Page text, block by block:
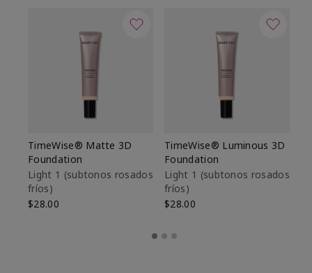
TimeWise® Matte 3D
Foundation
Light 1​ (subtonos rosados
fríos)
$28.00
TimeWise® Luminous 3D
Foundation
Light 1​ (subtonos rosados
fríos)
$28.00